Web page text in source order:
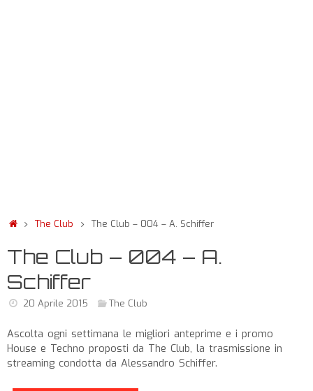
The Club The Club – 004 – A. Schiffer
The Club – 004 – A.
Schiffer
20 Aprile 2015 The Club
Ascolta ogni settimana le migliori anteprime e i promo
House e Techno proposti da The Club, la trasmissione in
streaming condotta da Alessandro Schiffer.